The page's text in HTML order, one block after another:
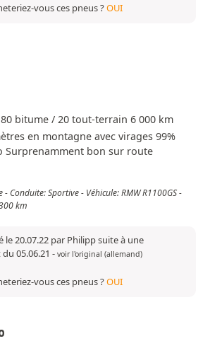
vous ces pneus ?OUI
bitume / 20 tout-terrain 6 000 km
en montagne avec virages 99%
Surprenamment bon sur route
Conduite: Sportive - Véhicule: RMW R1100GS -
km
20.07.22 par Philipp suite à une
05.06.21 - voir l'original (allemand)
vous ces pneus ?OUI